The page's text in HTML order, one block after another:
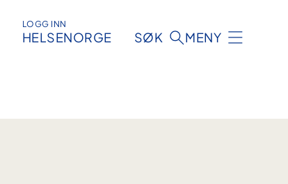
LOGG INN
HELSENORGE SØK MENY